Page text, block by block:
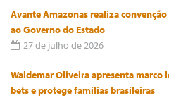
Avante Amazonas realiza
ao Governo do Estado
27 de julho de 2026
Waldemar Oliveira apresenta marco
bets e protege famílias brasileiras